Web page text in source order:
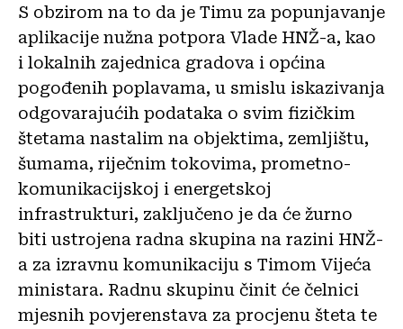
S obzirom na to da je Timu za popunjavanje
aplikacije nužna potpora Vlade HNŽ-a, kao
i lokalnih zajednica gradova i općina
pogođenih poplavama, u smislu iskazivanja
odgovarajućih podataka o svim fizičkim
štetama nastalim na objektima, zemljištu,
šumama, riječnim tokovima, prometno-
komunikacijskoj i energetskoj
infrastrukturi, zaključeno je da će žurno
biti ustrojena radna skupina na razini HNŽ-
a za izravnu komunikaciju s Timom Vijeća
ministara. Radnu skupinu činit će čelnici
mjesnih povjerenstava za procjenu šteta te